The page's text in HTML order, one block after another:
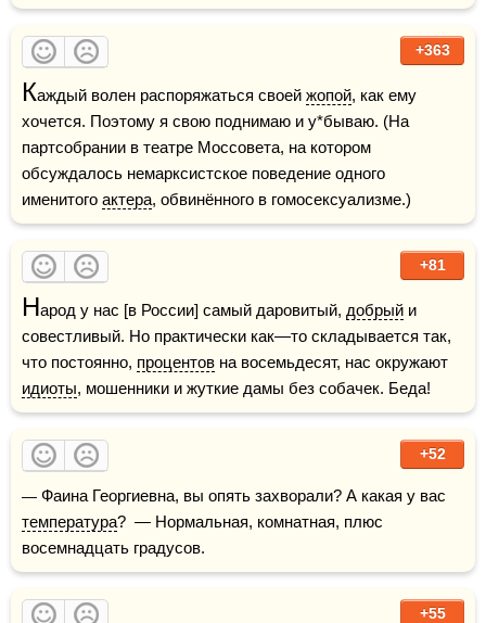
+363
Каждый волен распоряжаться своей жопой, как ему
хочется. Поэтому я свою поднимаю и у*бываю. (На
партсобрании в театре Моссовета, на котором
обсуждалось немарксистское поведение одного
именитого актера, обвинённого в гомосексуализме.)
+81
Народ у нас [в России] самый даровитый, добрый и
совестливый. Но практически как—то складывается так,
что постоянно, процентов
идиоты, мошенники и жуткие дамы без собачек. Беда!
+52
температура?  — Нормальная, комнатная, плюс
восемнадцать градусов.
+55